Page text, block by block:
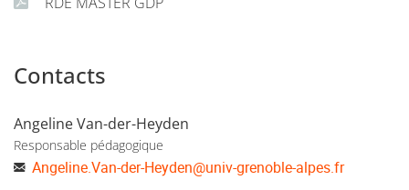
procédés thermiques, et leurs applications
les enseignements en lien avec
fluides
Contacts
Angeline Van-der-Heyden
Responsable pédagogique
Angeline.Van-der-Heyden@univ-grenoble-alpes.fr